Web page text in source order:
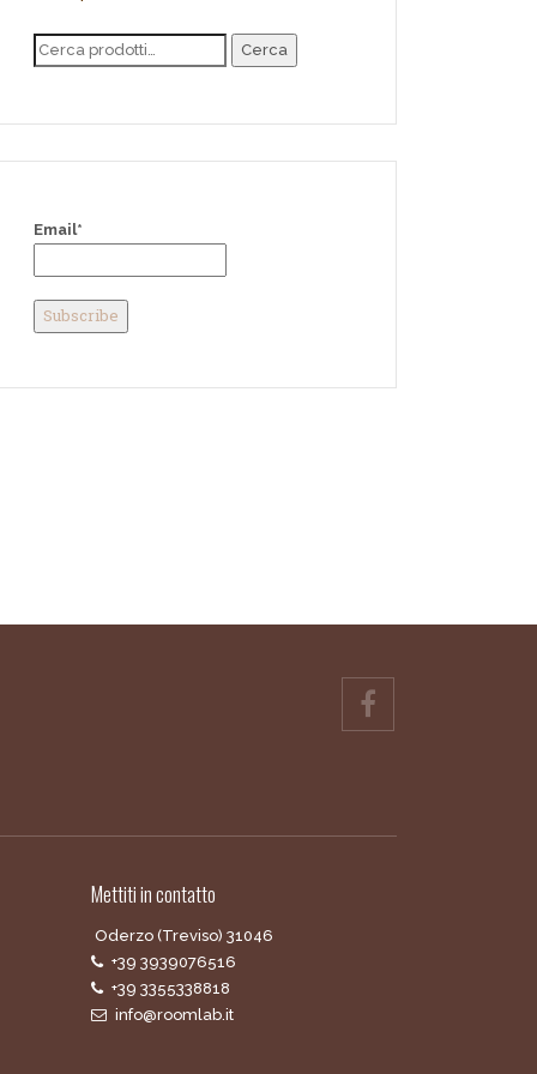
Cerca
Email*
Mettiti in contatto
Oderzo (Treviso) 31046
+39 3939076516
+39 3355338818
info@roomlab.it